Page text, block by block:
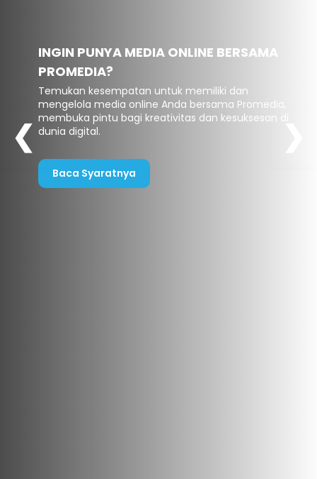
INGIN PUNYA MEDIA ONLINE BERSAMA
PROMEDIA?
Temukan kesempatan untuk memiliki dan
mengelola media online Anda bersama Promedia,
membuka pintu bagi kreativitas dan kesuksesan di
dunia digital.
Baca Syaratnya
❮